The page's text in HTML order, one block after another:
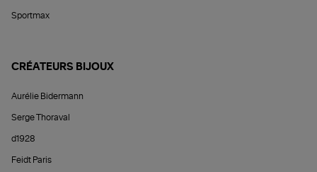
Sportmax
CRÉATEURS BIJOUX
Aurélie Bidermann
Serge Thoraval
d1928
Feidt Paris